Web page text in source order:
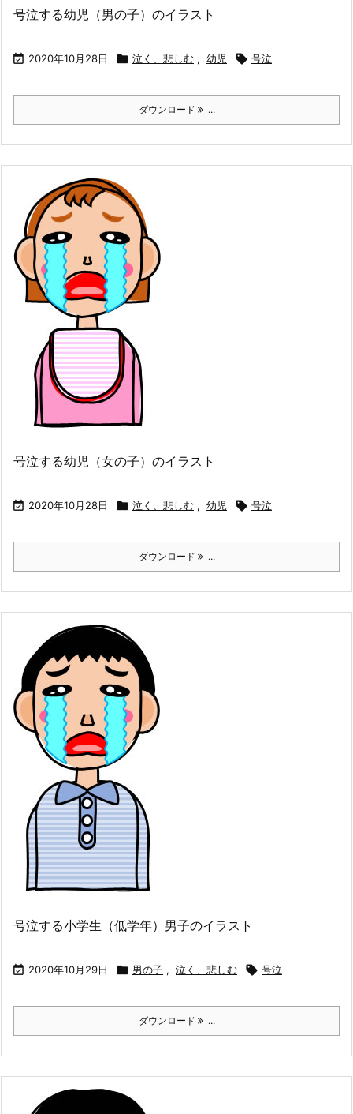
号泣する幼児（男の子）のイラスト
 2020年10月28日  泣く、悲しむ , 幼児  号泣
ダウンロード ...
号泣する幼児（女の子）のイラスト
 2020年10月28日  泣く、悲しむ , 幼児  号泣
ダウンロード ...
号泣する小学生（低学年）男子のイラスト
 2020年10月29日  男の子 , 泣く、悲しむ  号泣
ダウンロード ...